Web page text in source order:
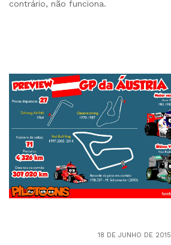
contrário, não funciona.
18 DE JUNHO DE 2015